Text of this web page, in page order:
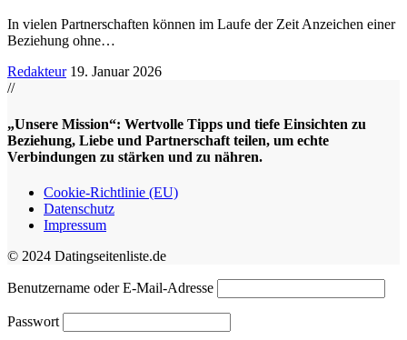
In vielen Partnerschaften können im Laufe der Zeit Anzeichen einer
Beziehung ohne…
Redakteur 19. Januar 2026
//
„Unsere Mission“: Wertvolle Tipps und tiefe Einsichten zu
Beziehung, Liebe und Partnerschaft teilen, um echte
Verbindungen zu stärken und zu nähren.
Cookie-Richtlinie (EU)
Datenschutz
Impressum
© 2024 Datingseitenliste.de
Benutzername oder E-Mail-Adresse
Passwort